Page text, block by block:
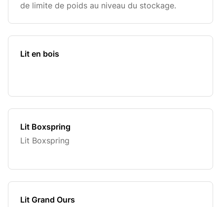
de limite de poids au niveau du stockage.
Lit en bois
Lit Boxspring
Lit Boxspring
Lit Grand Ours